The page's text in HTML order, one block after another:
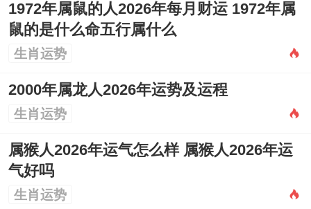
1972年属鼠的人2026年每月财运 1972年属
鼠的是什么命五行属什么
生肖运势
2000年属龙人2026年运势及运程
生肖运势
属猴人2026年运气怎么样 属猴人2026年运
气好吗
生肖运势